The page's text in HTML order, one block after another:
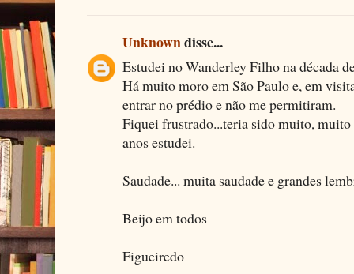
Unknowndisse...
Estudei no Wanderley Filho na década
Há muito moro em São Paulo e, em
entrar no prédio e não me permitiram.
Fiquei frustrado...teria sido muito, muito
anos estudei.
Saudade... muita saudade e grandes
Beijo em todos
Figueiredo